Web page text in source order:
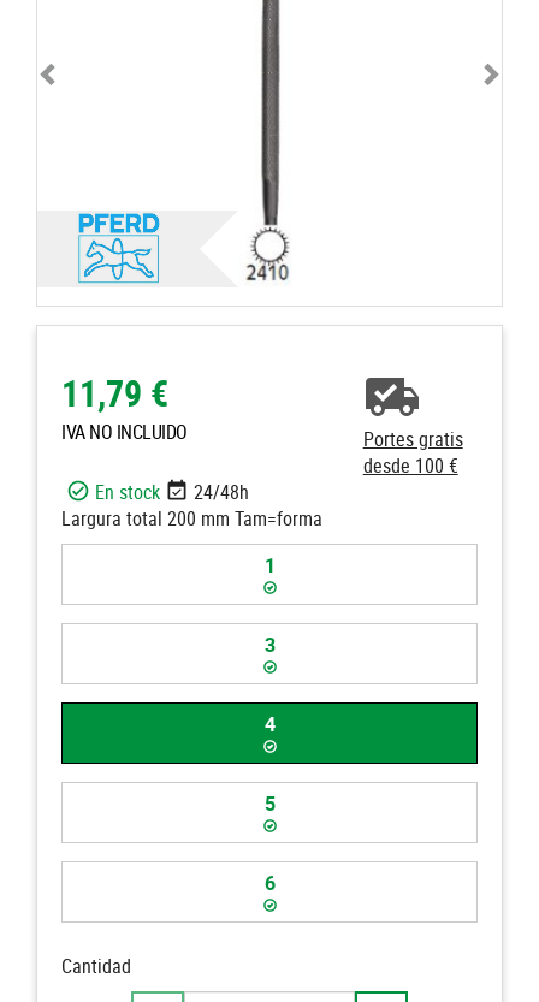
11,79 €
IVA NO INCLUIDO
Portes gratis
desde 100 €
En stock
24/48h
Largura total 200 mm Tam=forma
1
3
4
5
6
Cantidad